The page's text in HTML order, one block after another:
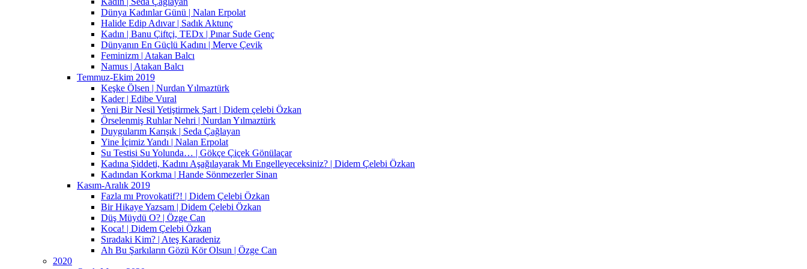
Dünya Kadınlar Günü | Nalan Erpolat
Halide Edip Adıvar | Sadık Aktunç
Kadın | Banu Çiftçi, TEDx | Pınar Sude Genç
Dünyanın En Güçlü Kadını | Merve Çevik
Feminizm | Atakan Balcı
Namus | Atakan Balcı
Temmuz-Ekim 2019
Keşke Ölsen | Nurdan Yılmaztürk
Kader | Edibe Vural
Yeni Bir Nesil Yetiştirmek Şart | Didem çelebi Özkan
Örselenmiş Ruhlar Nehri | Nurdan Yılmaztürk
Duygularım Karışık | Seda Çağlayan
Yine İçimiz Yandı | Nalan Erpolat
Su Testisi Su Yolunda… | Gökçe Çiçek Gönülaçar
Kadına Şiddeti, Kadını Aşağılayarak Mı Engelleyeceksiniz? | Didem Çelebi Özkan
Kadından Korkma | Hande Sönmezerler Sinan
Kasım-Aralık 2019
Fazla mı Provokatif?! | Didem Çelebi Özkan
Bir Hikaye Yazsam | Didem Çelebi Özkan
Düş Müydü O? | Özge Can
Koca! | Didem Çelebi Özkan
Sıradaki Kim? | Ateş Karadeniz
Ah Bu Şarkıların Gözü Kör Olsun | Özge Can
2020